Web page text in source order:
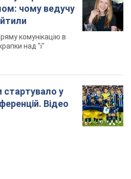
чому ведучу
комунікацію в
над "і"
стартувало у
Відео